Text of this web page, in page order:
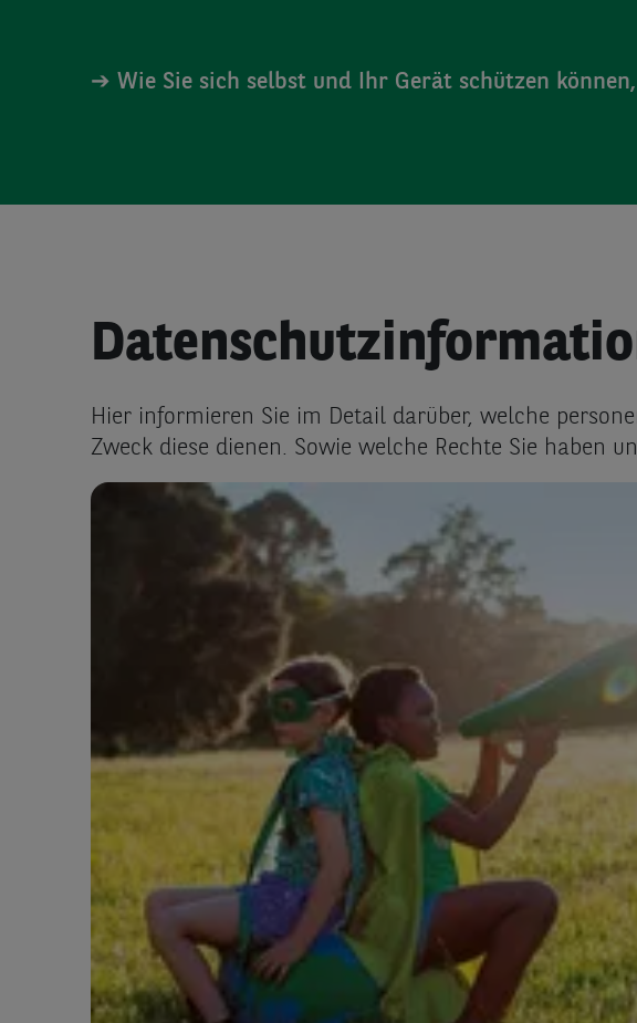
➔ Wie Sie sich selbst und Ihr Gerät schützen
Hier informieren Sie im Detail darüber, welche
Zweck diese dienen. Sowie welche Rechte Sie haben